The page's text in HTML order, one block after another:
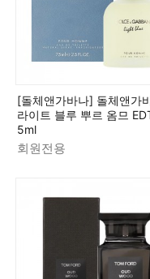
[돌체앤가바나] 돌체앤가
라이트 블루 뿌르 옴므
5ml
회원전용